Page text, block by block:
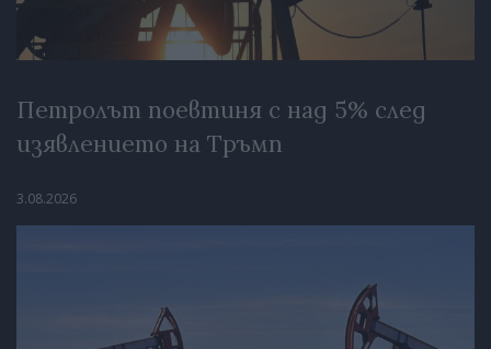
Петролът поевтиня с над 5% след
изявлението на Тръмп
3.08.2026